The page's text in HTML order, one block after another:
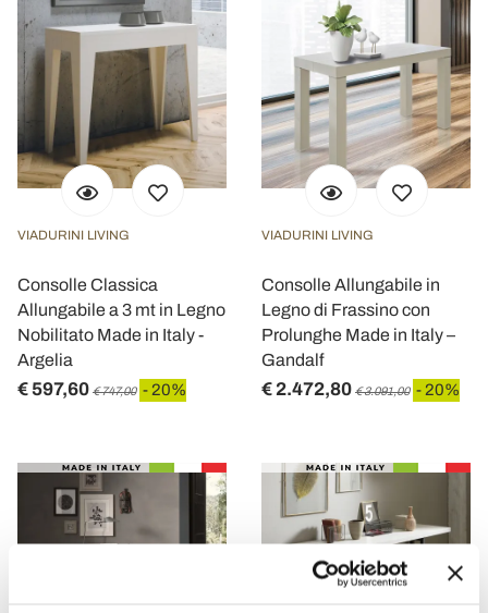
VIADURINI LIVING
Consolle Classica
Allungabile a 3 mt in Legno
Nobilitato Made in Italy -
Argelia
€ 597,60 € 747,00 - 20%
VIADURINI LIVING
Consolle Allungabile in
Legno di Frassino con
Prolunghe Made in Italy –
Gandalf
€ 2.472,80 € 3.091,00 - 20%